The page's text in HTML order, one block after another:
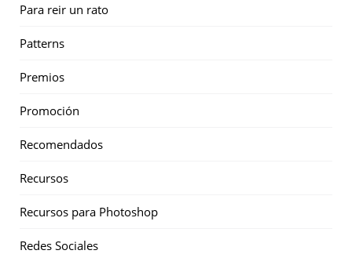
Para reir un rato
Patterns
Premios
Promoción
Recomendados
Recursos
Recursos para Photoshop
Redes Sociales